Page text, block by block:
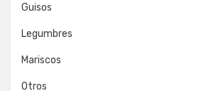
Guisos
Legumbres
Mariscos
Otros